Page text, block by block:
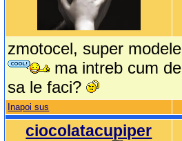
zmotocel, super
ma intreb cum
sa le faci?
Inapoi sus
ciocolatacupiper